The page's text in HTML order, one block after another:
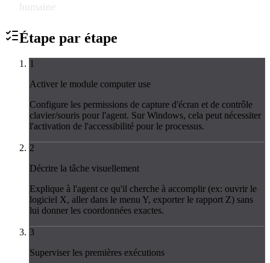
humaine
Étape par étape
1
Activer le module computer use
Configure les permissions de capture d'écran et de contrôle
clavier/souris pour l'agent. Sur Windows, cela peut nécessiter
l'activation de l'accessibilité pour le processus.
2
Décrire la tâche visuellement
Explique à l'agent ce qu'il cherche à accomplir (ex: ouvrir le
logiciel X, aller dans le menu Y, exporter le rapport Z) sans
lui donner les coordonnées exactes.
3
Superviser les premières exécutions